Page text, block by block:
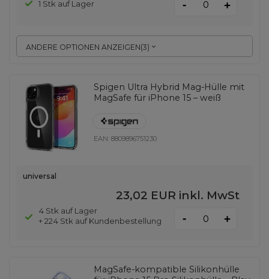
ANDERE OPTIONEN ANZEIGEN(3)
1 Stk auf Lager - +
Spigen Ultra Hybrid Mag-Hülle mit
MagSafe für iPhone 15 – weiß
EAN:8809896751230
universal
23,02 EUR inkl. MwSt
4 Stk auf Lager
+ 224 Stk auf Kundenbestellung
- +
MagSafe-kompatible Silikonhülle